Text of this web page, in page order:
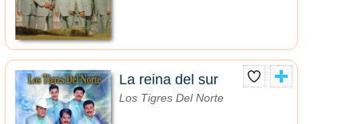
La reina del sur
Los Tigres Del Norte